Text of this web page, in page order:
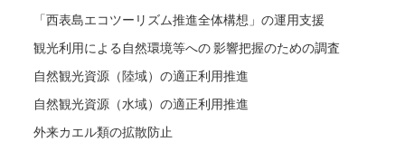
「西表島エコツーリズム推進全体構想」の運用支援
観光利用による自然環境等への 影響把握のための調査
自然観光資源（陸域）の適正利用推進
自然観光資源（水域）の適正利用推進
外来カエル類の拡散防止